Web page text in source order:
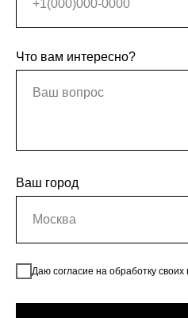
Что вам интересно?
Ваш город
Даю согласие на обработку